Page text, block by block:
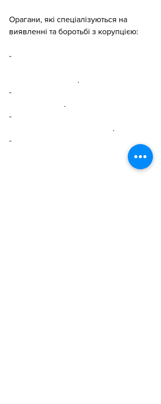
Орагани, які спеціалізуються на
виявленні та боротьбі з корупцією:
-
.
-
.
-
.
-
управління активами, одержаними